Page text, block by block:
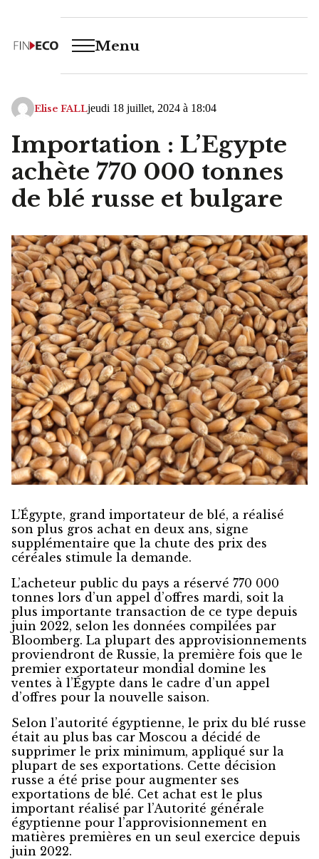
Menu
Elise FALLjeudi 18 juillet, 2024 à 18:04
Importation : L’Egypte
achète 770 000 tonnes
de blé russe et bulgare
L’Égypte, grand importateur de blé, a réalisé
son plus gros achat en deux ans, signe
supplémentaire que la chute des prix des
céréales stimule la demande.
L’acheteur public du pays a réservé 770 000
tonnes lors d’un appel d’offres mardi, soit la
plus importante transaction de ce type depuis
juin 2022, selon les données compilées par
Bloomberg. La plupart des approvisionnements
proviendront de Russie, la première fois que le
premier exportateur mondial domine les
ventes à l’Égypte dans le cadre d’un appel
d’offres pour la nouvelle saison.
Selon l’autorité égyptienne, le prix du blé russe
était au plus bas car Moscou a décidé de
supprimer le prix minimum, appliqué sur la
plupart de ses exportations. Cette décision
russe a été prise pour augmenter ses
exportations de blé. Cet achat est le plus
important réalisé par l’Autorité générale
égyptienne pour l’approvisionnement en
matières premières en un seul exercice depuis
juin 2022.